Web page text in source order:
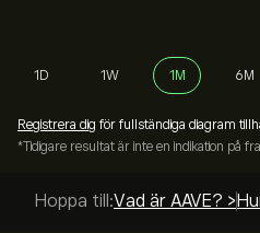
1D 1W 1M 6M
Registrera dig för fullständiga diagram
*Tidigare resultat är inte en indikation på
Hoppa till:Vad är AAVE? >